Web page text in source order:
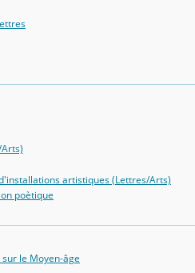
artistiques (Lettres/Arts)
poètique
le Moyen-âge